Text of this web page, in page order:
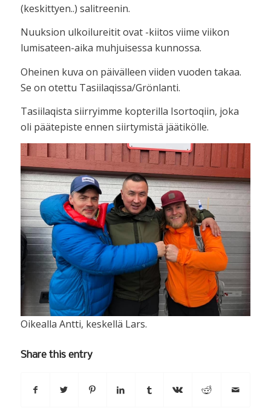
(keskittyen..) salitreenin.
Nuuksion ulkoilureitit ovat -kiitos viime viikon
lumisateen-aika muhjuisessa kunnossa.
Oheinen kuva on päivälleen viiden vuoden takaa.
Se on otettu Tasiilaqissa/Grönlanti.
Tasiilaqista siirryimme kopterilla Isortoqiin, joka
oli päätepiste ennen siirtymistä jäätikölle.
Oikealla Antti, keskellä Lars.
Share this entry